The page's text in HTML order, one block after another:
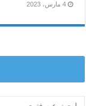
4 مارس، 2023